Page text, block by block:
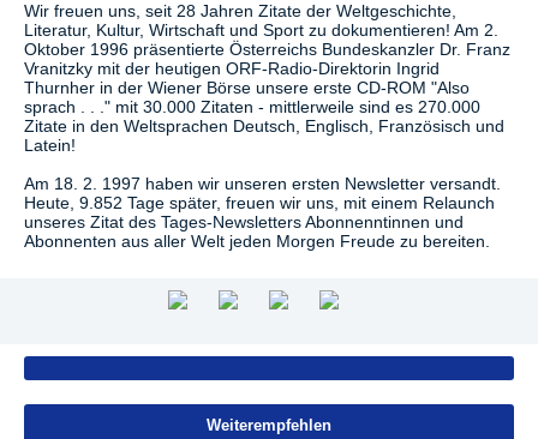
Wir freuen uns, seit 28 Jahren Zitate der Weltgeschichte,
Literatur, Kultur, Wirtschaft und Sport zu dokumentieren! Am 2.
Oktober 1996 präsentierte Österreichs Bundeskanzler Dr. Franz
Vranitzky mit der heutigen ORF-Radio-Direktorin Ingrid
Thurnher in der Wiener Börse unsere erste CD-ROM "Also
sprach . . ." mit 30.000 Zitaten - mittlerweile sind es 270.000
Zitate in den Weltsprachen Deutsch, Englisch, Französisch und
Latein!
Am 18. 2. 1997 haben wir unseren ersten Newsletter versandt.
Heute, 9.852 Tage später, freuen wir uns, mit einem Relaunch
unseres Zitat des Tages-Newsletters Abonnenntinnen und
Abonnenten aus aller Welt jeden Morgen Freude zu bereiten.
Weiterempfehlen